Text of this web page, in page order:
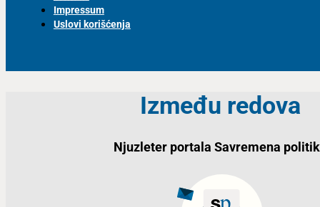
Impressum
Uslovi korišćenja
Između redova
Njuzleter portala Savremena